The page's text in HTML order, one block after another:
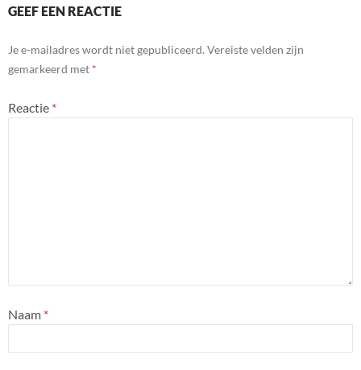
GEEF EEN REACTIE
Je e-mailadres wordt niet gepubliceerd. Vereiste velden zijn
gemarkeerd met *
Reactie *
Naam *